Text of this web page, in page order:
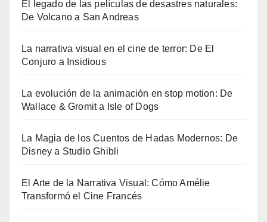
El legado de las películas de desastres naturales:
De Volcano a San Andreas
La narrativa visual en el cine de terror: De El
Conjuro a Insidious
La evolución de la animación en stop motion: De
Wallace & Gromit a Isle of Dogs
La Magia de los Cuentos de Hadas Modernos: De
Disney a Studio Ghibli
El Arte de la Narrativa Visual: Cómo Amélie
Transformó el Cine Francés